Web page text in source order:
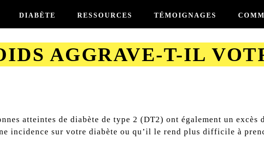
DIABÈTE RESSOURCES TÉMOIGNAGES
AGGRAVE-T-IL
atteintes de diabète de type 2 (DT2) ont également un
incidence sur votre diabète ou qu’il le rend plus difficile à